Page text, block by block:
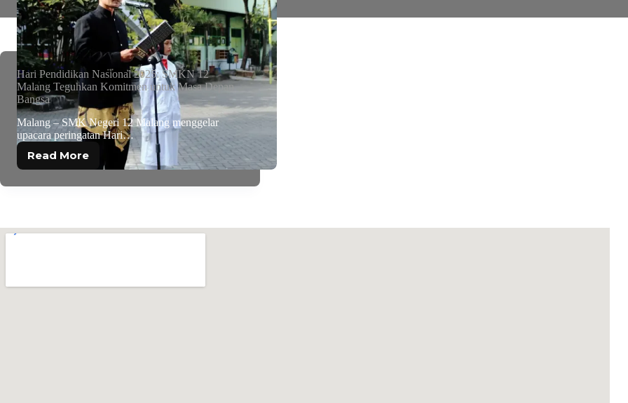
Hari Pendidikan Nasional 2025: SMKN 12
Malang Teguhkan Komitmen untuk Masa Depan
Bangsa
Malang – SMK Negeri 12 Malang menggelar
upacara peringatan Hari…
Read More